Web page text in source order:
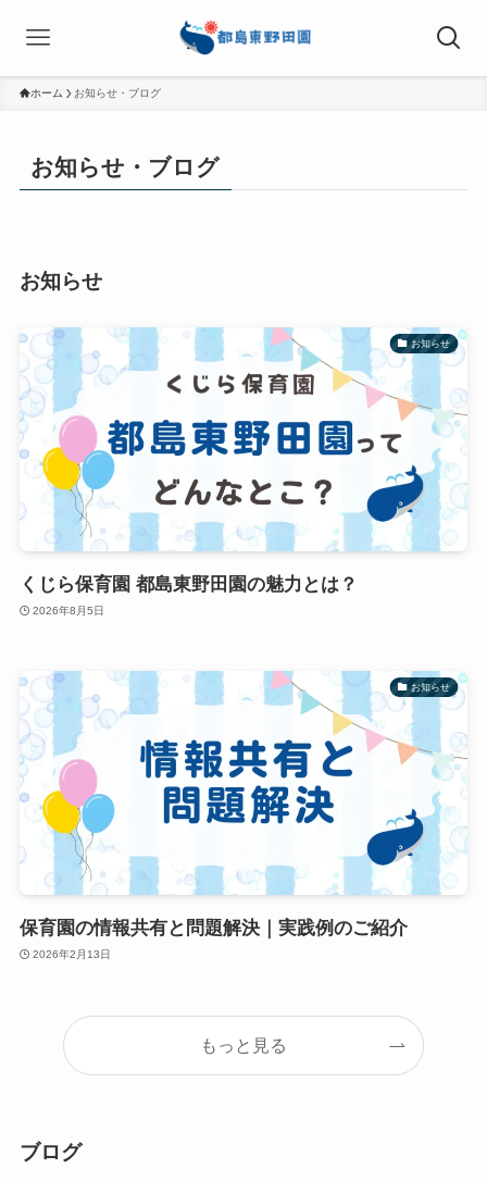
ホーム お知らせ・ブログ
お知らせ・ブログ
お知らせ
お知らせ
くじら保育園 都島東野田園の魅力とは？
2026年8月5日
お知らせ
保育園の情報共有と問題解決｜実践例のご紹介
2026年2月13日
もっと見る
ブログ